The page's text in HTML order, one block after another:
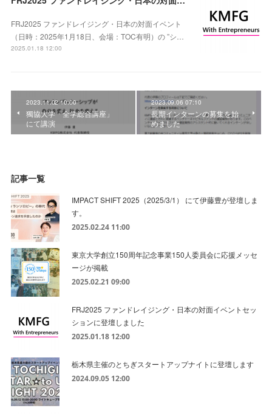
FRJ2025 ファンドレイジング・日本の対面イベント
（日時：2025年1月18日、会場：TOC有明）の ”シ…
2025.01.18 12:00
2023.11.02 10:00
獨協大学「全学総合講座」
にて講演
2023.09.06 07:10
長期インターンの募集を始
めました
記事一覧
IMPACT SHIFT 2025（2025/3/1） にて伊藤豊が登壇しま
す。
2025.02.24 11:00
東京大学創立150周年記念事業150人委員会に応援メッセ
ージが掲載
2025.02.21 09:00
FRJ2025 ファンドレイジング・日本の対面イベントセッ
ションに登壇しました
2025.01.18 12:00
栃木県主催のとちぎスタートアップナイトに登壇します
2024.09.05 12:00